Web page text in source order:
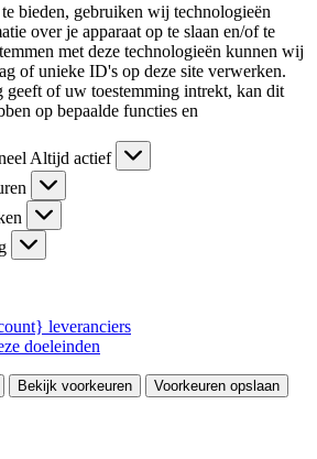
bieden, gebruiken wij technologieën
over je apparaat op te slaan en/of te
met deze technologieën kunnen wij
of unieke ID's op deze site verwerken.
geeft of uw toestemming intrekt, kan dit
op bepaalde functies en
Altijd actief
leveranciers
doeleinden
Bekijk voorkeuren Voorkeuren opslaan